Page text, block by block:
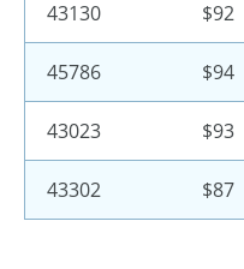
43130 $92
45786 $94
43023 $93
43302 $87